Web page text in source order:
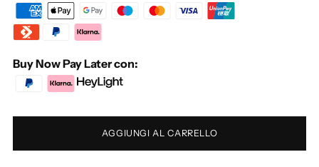
Buy Now Pay Later con:
AGGIUNGI AL CARRELLO